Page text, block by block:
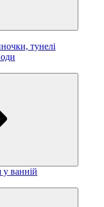
тунелі
ванній